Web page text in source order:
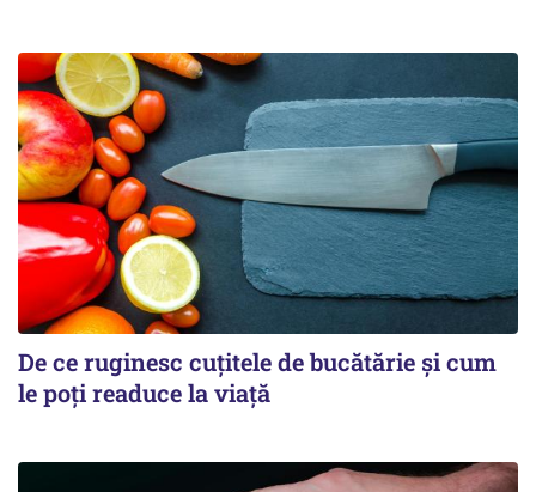
De ce ruginesc cuțitele de bucătărie și cum
le poți readuce la viață